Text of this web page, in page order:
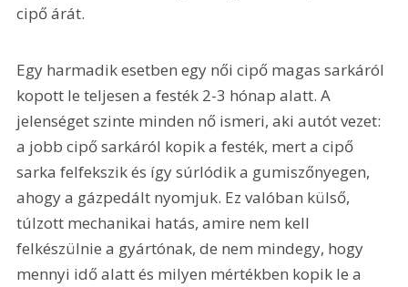
cipő árát.
Egy harmadik esetben egy női cipő magas sarkáról
kopott le teljesen a festék 2-3 hónap alatt. A
jelenséget szinte minden nő ismeri, aki autót vezet:
a jobb cipő sarkáról kopik a festék, mert a cipő
sarka felfekszik és így súrlódik a gumiszőnyegen,
ahogy a gázpedált nyomjuk. Ez valóban külső,
túlzott mechanikai hatás, amire nem kell
felkészülnie a gyártónak, de nem mindegy, hogy
mennyi idő alatt és milyen mértékben kopik le a